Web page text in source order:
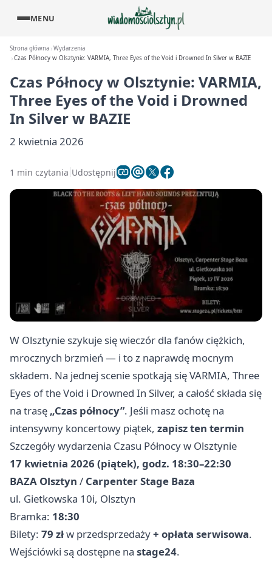
MENU
Strona główna Wydarzenia
Czas Północy w Olsztynie: VARMIA, Three Eyes of the Void i Drowned In Silver w BAZIE
Czas Północy w Olsztynie: VARMIA,
Three Eyes of the Void i Drowned
In Silver w BAZIE
2 kwietnia 2026
1 min czytania Udostępnij
W Olsztynie szykuje się wieczór dla fanów ciężkich,
mrocznych brzmień — i to z naprawdę mocnym
składem. Na jednej scenie spotkają się VARMIA, Three
Eyes of the Void i Drowned In Silver, a całość składa się
na trasę „Czas północy”. Jeśli masz ochotę na
intensywny koncertowy piątek, zapisz ten termin
Szczegóły wydarzenia Czasu Północy w Olsztynie
17 kwietnia 2026 (piątek), godz. 18:30–22:30
BAZA Olsztyn / Carpenter Stage Baza
ul. Gietkowska 10i, Olsztyn
Bramka: 18:30
Bilety: 79 złw przedsprzedaży+ opłata serwisowa.
Wejściówki są dostępne na stage24.